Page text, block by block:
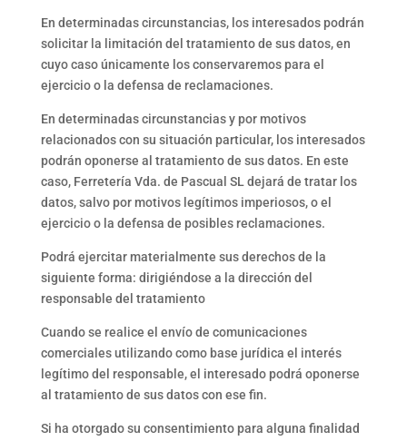
En determinadas circunstancias, los interesados podrán
solicitar la limitación del tratamiento de sus datos, en
cuyo caso únicamente los conservaremos para el
ejercicio o la defensa de reclamaciones.
En determinadas circunstancias y por motivos
relacionados con su situación particular, los interesados
podrán oponerse al tratamiento de sus datos. En este
caso, Ferretería Vda. de Pascual SL dejará de tratar los
datos, salvo por motivos legítimos imperiosos, o el
ejercicio o la defensa de posibles reclamaciones.
Podrá ejercitar materialmente sus derechos de la
siguiente forma: dirigiéndose a la dirección del
responsable del tratamiento
Cuando se realice el envío de comunicaciones
comerciales utilizando como base jurídica el interés
legítimo del responsable, el interesado podrá oponerse
al tratamiento de sus datos con ese fin.
Si ha otorgado su consentimiento para alguna finalidad